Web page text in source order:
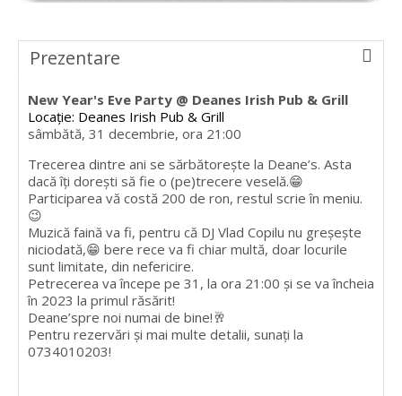
Prezentare
New Year's Eve Party @ Deanes Irish Pub & Grill
Locație: Deanes Irish Pub & Grill
sâmbătă, 31 decembrie, ora 21:00
Trecerea dintre ani se sărbătorește la Deane’s. Asta
dacă îți dorești să fie o (pe)trecere veselă.😁
Participarea vă costă 200 de ron, restul scrie în meniu.
😉
Muzică faină va fi, pentru că DJ Vlad Copilu nu greșește
niciodată,😁 bere rece va fi chiar multă, doar locurile
sunt limitate, din nefericire.
Petrecerea va începe pe 31, la ora 21:00 și se va încheia
în 2023 la primul răsărit!
Deane’spre noi numai de bine!🥂
Pentru rezervări și mai multe detalii, sunați la
0734010203!